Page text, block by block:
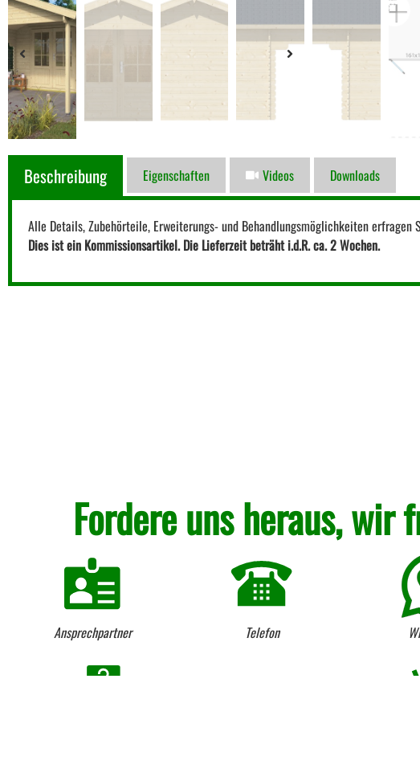
Beschreibung Eigenschaften Videos Downloads
Alle Details, Zubehörteile, Erweiterungs- und Behandlungsmöglichkeiten erfragen
Dies ist ein Kommissionsartikel. Die Lieferzeit beträht i.d.R. ca. 2 Wochen.
Fordere uns heraus, wir
Ansprechpartner Telefon